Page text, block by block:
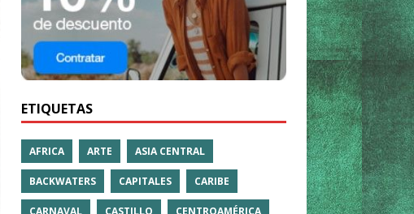
ETIQUETAS
AFRICA ARTE ASIA CENTRAL
BACKWATERS CAPITALES CARIBE
CARNAVAL CASTILLO CENTROAMÉRICA